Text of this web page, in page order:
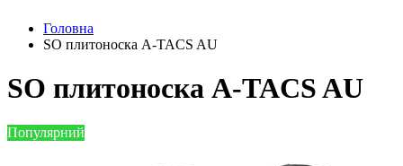
Головна
SO плитоноска A-TACS AU
SO плитоноска A-TACS AU
Популярний